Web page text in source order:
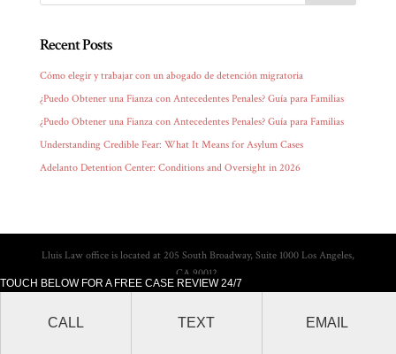
TOUCH BELOW FOR A FREE CASE REVIEW 24/7
CALL TEXT EMAIL
Recent Posts
Cómo elegir y trabajar con un abogado de detención migratoria
¿Puedo Obtener una Fianza con Antecedentes Penales? Guía para Familias
¿Puedo Obtener una Fianza con Antecedentes Penales? Guía para Familias
Understanding Credible Fear: What It Means for Asylum Cases
Adelanto Detention Center: Conditions and Oversight in 2026
Lluis Law office is located at 205 South Broadway, Suite 1000 Los Angeles,
CA 90012.